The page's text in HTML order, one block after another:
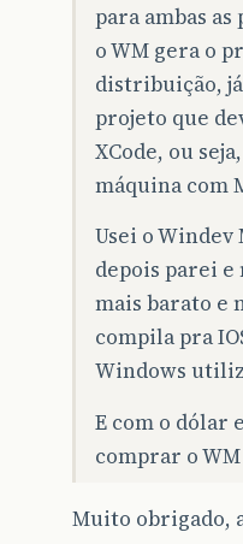
para ambas
o WM gera o
distribuição,
projeto que
XCode, ou
máquina com
Usei o Windev
depois parei e
mais barato e
compila pra
Windows
E com o dólar
comprar o
Muito obrigado,